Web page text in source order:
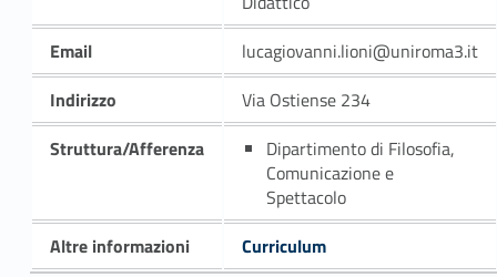
Email
lucagiovanni.lioni@uniroma3.it
Indirizzo
Via Ostiense 234
Struttura/Afferenza
Dipartimento di Filosofia,
Comunicazione e
Spettacolo
Altre informazioni
Curriculum